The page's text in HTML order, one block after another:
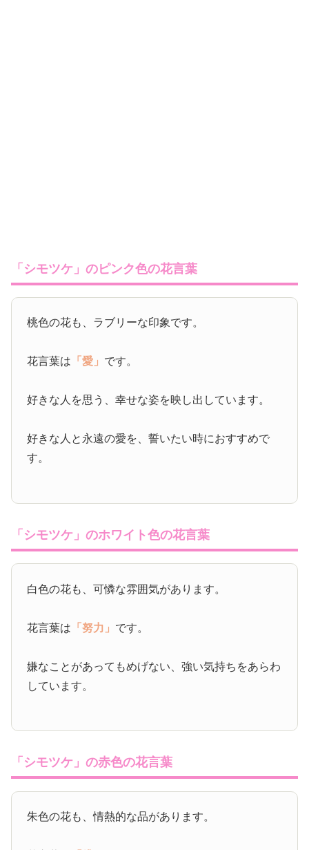
「シモツケ」のピンク色の花言葉
桃色の花も、ラブリーな印象です。
花言葉は 「愛」 です。
好きな人を思う、幸せな姿を映し出しています。
好きな人と永遠の愛を、誓いたい時におすすめで
す。
「シモツケ」のホワイト色の花言葉
白色の花も、可憐な雰囲気があります。
花言葉は 「努力」 です。
嫌なことがあってもめげない、強い気持ちをあらわ
しています。
「シモツケ」の赤色の花言葉
朱色の花も、情熱的な品があります。